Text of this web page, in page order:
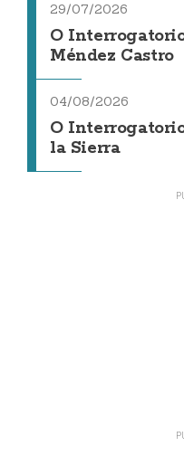
29/07/2026
O
Méndez Castro
04/08/2026
O
la Sierra